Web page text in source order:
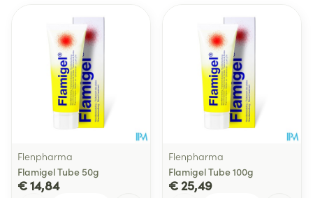
Flenpharma
Flamigel Tube 50g
€ 14,84
Flenpharma
Flamigel Tube 100g
€ 25,49